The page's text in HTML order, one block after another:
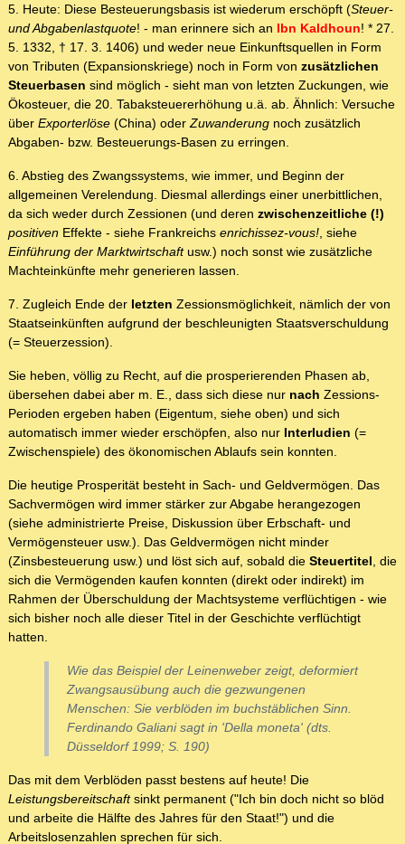
5. Heute: Diese Besteuerungsbasis ist wiederum erschöpft (Steuer-
und Abgabenlastquote! - man erinnere sich an Ibn Kaldhoun! * 27.
5. 1332, † 17. 3. 1406) und weder neue Einkunftsquellen in Form
von Tributen (Expansionskriege) noch in Form von zusätzlichen
Steuerbasen sind möglich - sieht man von letzten Zuckungen, wie
Ökosteuer, die 20. Tabaksteuererhöhung u.ä. ab. Ähnlich: Versuche
über Exporterlöse (China) oderZuwanderung noch zusätzlich
Abgaben- bzw. Besteuerungs-Basen zu erringen.
6. Abstieg des Zwangssystems, wie immer, und Beginn der
allgemeinen Verelendung. Diesmal allerdings einer unerbittlichen,
da sich weder durch Zessionen (und deren zwischenzeitliche (!)
positiven Effekte - siehe Frankreichs enrichissez-vous!, siehe
Einführung der Marktwirtschaftusw.) noch sonst wie zusätzliche
Machteinkünfte mehr generieren lassen.
7. Zugleich Ende der letzten Zessionsmöglichkeit, nämlich der von
Staatseinkünften aufgrund der beschleunigten Staatsverschuldung
(= Steuerzession).
Sie heben, völlig zu Recht, auf die prosperierenden Phasen ab,
übersehen dabei aber m. E., dass sich diese nur nach Zessions-
Perioden ergeben haben (Eigentum, siehe oben) und sich
automatisch immer wieder erschöpfen, also nur Interludien (=
Zwischenspiele) des ökonomischen Ablaufs sein konnten.
Die heutige Prosperität besteht in Sach- und Geldvermögen. Das
Sachvermögen wird immer stärker zur Abgabe herangezogen
(siehe administrierte Preise, Diskussion über Erbschaft- und
Vermögensteuer usw.). Das Geldvermögen nicht minder
(Zinsbesteuerung usw.) und löst sich auf, sobald die Steuertitel, die
sich die Vermögenden kaufen konnten (direkt oder indirekt) im
Rahmen der Überschuldung der Machtsysteme verflüchtigen - wie
sich bisher noch alle dieser Titel in der Geschichte verflüchtigt
hatten.
Wie das Beispiel der Leinenweber zeigt, deformiert
Zwangsausübung auch die gezwungenen
Menschen: Sie verblöden im buchstäblichen Sinn.
Ferdinando Galiani sagt in 'Della moneta' (dts.
Düsseldorf 1999; S. 190)
Das mit dem Verblöden passt bestens auf heute! Die
Leistungsbereitschaftsinkt permanent ("Ich bin doch nicht so blöd
und arbeite die Hälfte des Jahres für den Staat!") und die
Arbeitslosenzahlen sprechen für sich.